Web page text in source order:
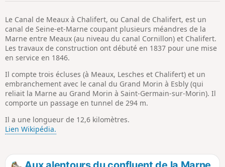
Le Canal de Meaux à Chalifert, ou Canal de Chalifert, est un
canal de Seine-et-Marne coupant plusieurs méandres de la
Marne entre Meaux (au niveau du canal Cornillon) et Chalifert.
Les travaux de construction ont débuté en 1837 pour une mise
en service en 1846.
Il compte trois écluses (à Meaux, Lesches et Chalifert) et un
embranchement avec le canal du Grand Morin à Esbly (qui
reliait la Marne au Grand Morin à Saint-Germain-sur-Morin). Il
comporte un passage en tunnel de 294 m.
Il a une longueur de 12,6 kilomètres.
Lien Wikipédia.